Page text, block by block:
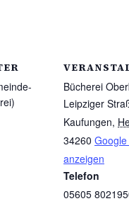
Bücherei
Leipziger
Kaufungen,
34260
anzeigen
Telefon
05605